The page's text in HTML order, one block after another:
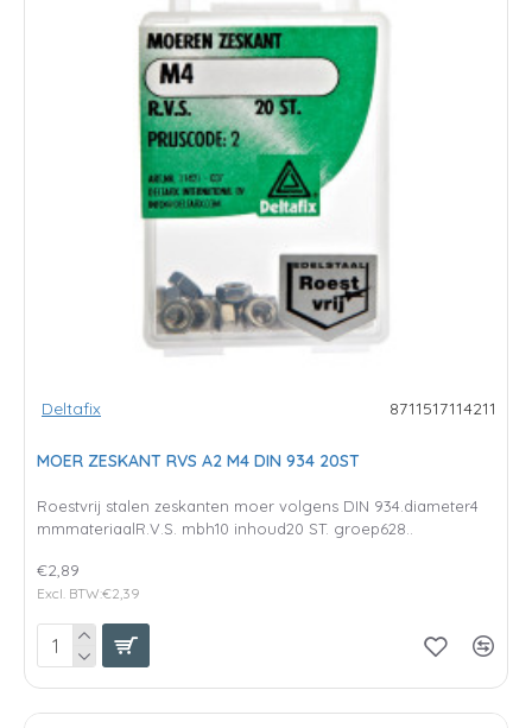
Deltafix 8711517114211
MOER ZESKANT RVS A2 M4 DIN 934 20ST
Roestvrij stalen zeskanten moer volgens DIN 934.diameter4
mmmateriaalR.V.S. mbh10 inhoud20 ST. groep628..
€2,89
Excl. BTW:€2,39